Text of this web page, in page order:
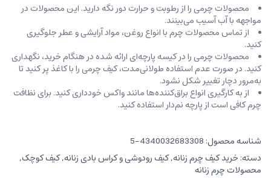
محصولات چرمی را از رطوبت و حرارت دور نگه دارید. این محصولات در
مواجهه با آب آسیب می‌بینند.
از تماس محصولات چرم با انواع روغن‌، مواد آرایشی و عطر جلوگیری
کنید.
محصولات چرمی را در کیسه‌ پارچه‌ای ارائه شده در هنگام خرید، ‌نگهداری
کنید. در صورت عدم استفاده طولانی‌مدت، کیف‌ چرمی را با کاغذ پر کنید تا
به‌مرور دچار تغییر شکل نشود.
از به کارگیری انواع براق‌کننده‌ها مانند واکس خودداری کنید. برای نظافت
چرم کافی است از پارچه‌ نم‌دار استفاده کنید.
شناسه محصول: 4340032683308-5
دسته: خرید کیف چرم زنانه,کیف رودوشی و کراس بادی زنانه,کیف کوچک,
محصولات چرم زنانه